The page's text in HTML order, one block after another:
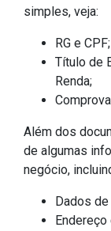
simples, veja:
RG e CPF;
Título de
Renda;
Além dos
de algumas
negócio,
Dados